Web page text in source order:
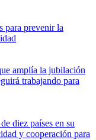
para prevenir la
amplía la jubilación
trabajando para
diez países en su
y cooperación para